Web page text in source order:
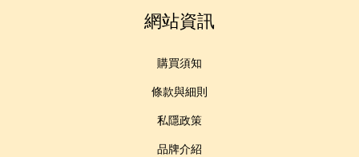
網站資訊
購買須知
條款與細則
私隱政策
品牌介紹